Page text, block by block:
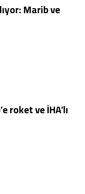
Marib ve
roket ve İHA’lı